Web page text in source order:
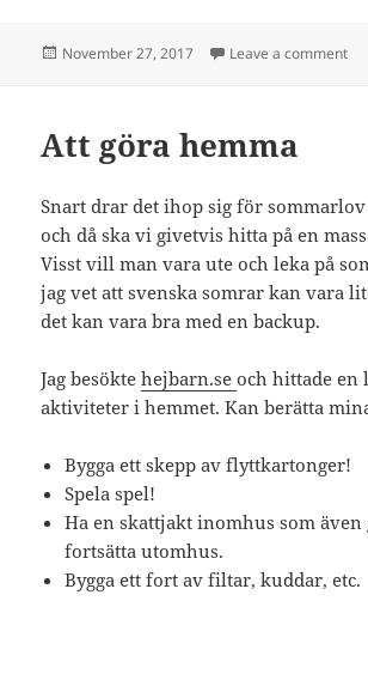
Posted
November 27, 2017 Leave a commenton
Att göra hemma
Snart drar det ihop sig för
och då ska vi givetvis hitta på en
Visst vill man vara ute och leka på
jag vet att svenska somrar kan vara
det kan vara bra med en backup.
Jag besöktehejbarn.seoch hittade en
aktiviteter i hemmet. Kan berätta
Bygga ett skepp av flyttkartonger!
Spela spel!
Ha en skattjakt inomhus som även
fortsätta utomhus.
Bygga ett fort av filtar, kuddar, etc.